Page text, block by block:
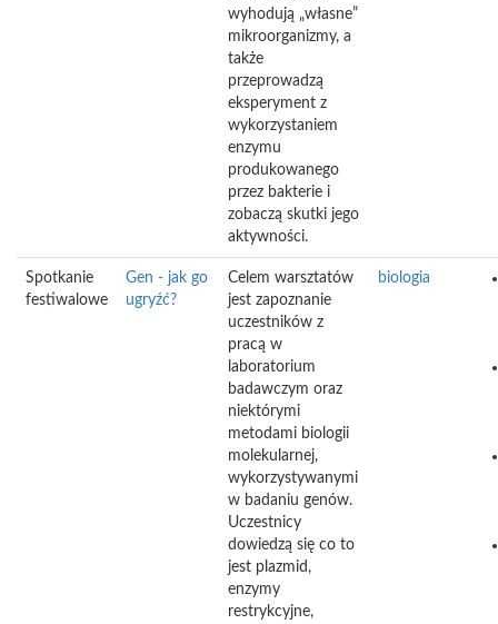
wyhodują „własne”
mikroorganizmy, a
także
przeprowadzą
eksperyment z
wykorzystaniem
enzymu
produkowanego
przez bakterie i
zobaczą skutki jego
aktywności.
Spotkanie
festiwalowe
Gen - jak go
ugryźć?
Celem warsztatów
jest zapoznanie
uczestników z
pracą w
laboratorium
badawczym oraz
niektórymi
metodami biologii
molekularnej,
wykorzystywanymi
w badaniu genów.
Uczestnicy
dowiedzą się co to
jest plazmid,
enzymy
restrykcyjne,
biologia